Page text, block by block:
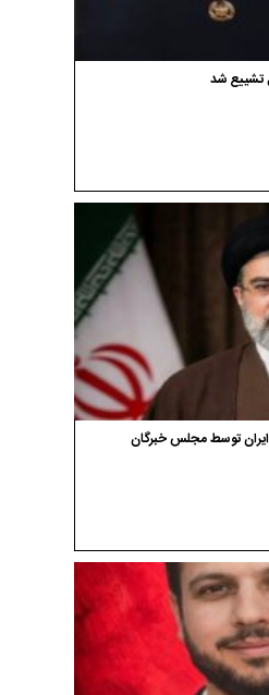
تشییع شد
توسط مجلس خبرگان